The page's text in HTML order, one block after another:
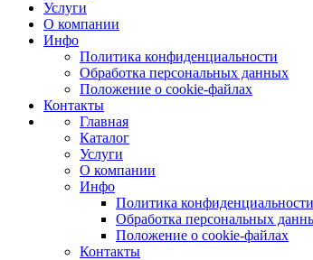
Услуги
О компании
Инфо
Политика конфиденциальности
Обработка персональных данных
Положение о cookie-файлах
Контакты
Главная
Каталог
Услуги
О компании
Инфо
Политика конфиденциальности
Обработка персональных
Положение о cookie-файлах
Контакты